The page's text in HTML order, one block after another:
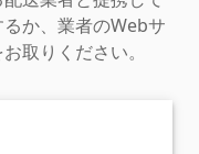
か、業者のWebサ
取りください。